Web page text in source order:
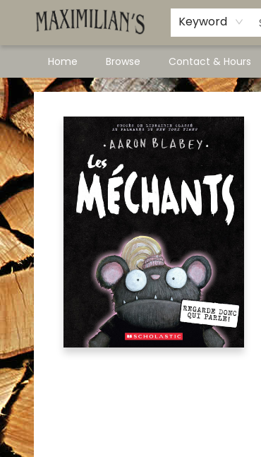
Keyword
Home Browse Contact & Hours
Dawson City Links
Available In Store
Maximilian's Gold Rush Emporium